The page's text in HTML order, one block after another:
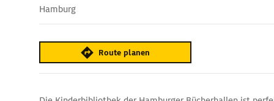
Hamburg
Route planen